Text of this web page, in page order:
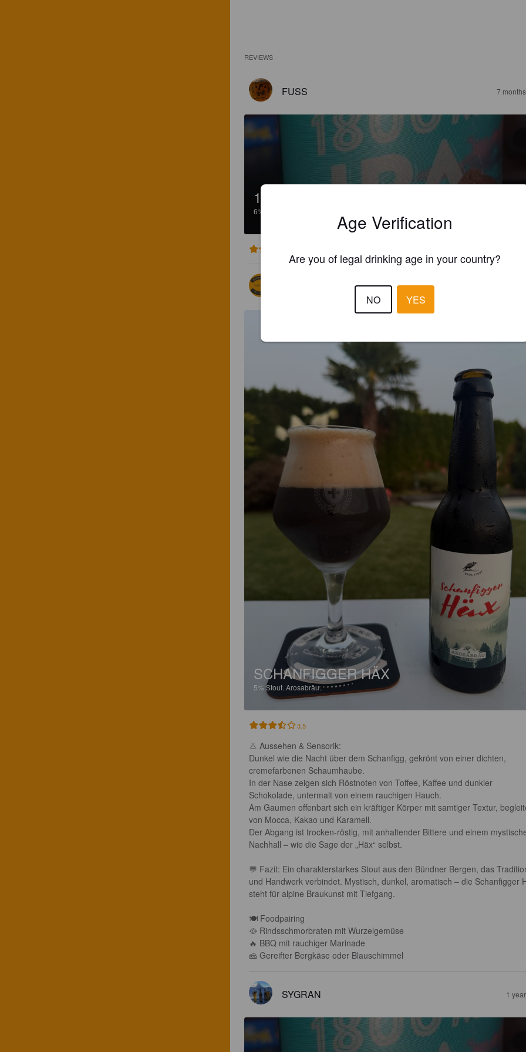
REVIEWS
FUSS 7
1800M
6%
SCHANFIGGER HÄX
5% Stout. Arosabräu.
3.5
👃 Aussehen & Sensorik:
Dunkel wie die Nacht über dem Schanfigg, gekrönt von einer dichten,
cremefarbenen Schaumhaube.
In der Nase zeigen sich Röstnoten von Toffee, Kaffee und dunkler
Schokolade, untermalt von einem rauchigen Hauch.
Am Gaumen offenbart sich ein kräftiger Körper mit samtiger Textur,
von Mocca, Kakao und Karamell.
Der Abgang ist trocken-röstig, mit anhaltender Bittere und einem
Nachhall – wie die Sage der „Häx“ selbst.
💬 Fazit: Ein charakterstarkes Stout aus den Bündner Bergen, das
und Handwerk verbindet. Mystisch, dunkel, aromatisch – die Schanfigger
steht für alpine Braukunst mit Tiefgang.
🍽 Foodpairing
🥘 Rindsschmorbraten mit Wurzelgemüse
🔥 BBQ mit rauchiger Marinade
🧀 Gereifter Bergkäse oder Blauschimmel
SYGRAN 1
Age Verification
Are you of legal drinking age in your country?
NO YES